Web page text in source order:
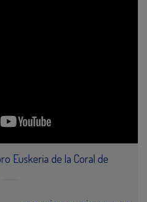
Euskeria de la Coral de